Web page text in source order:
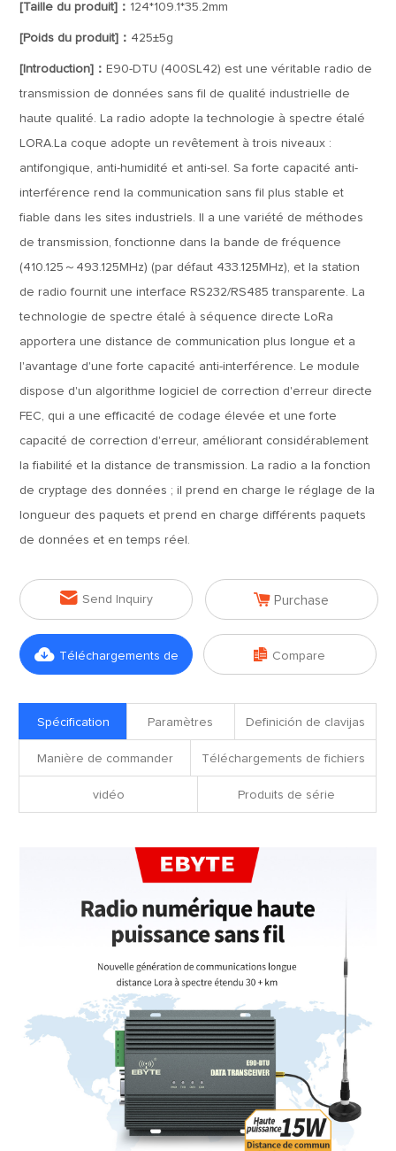
[Taille du produit]： 124*109.1*35.2mm
[Poids du produit]： 425±5g
[Introduction]： E90-DTU (400SL42) est une véritable radio de
transmission de données sans fil de qualité industrielle de
haute qualité. La radio adopte la technologie à spectre étalé
LORA.La coque adopte un revêtement à trois niveaux :
antifongique, anti-humidité et anti-sel. Sa forte capacité anti-
interférence rend la communication sans fil plus stable et
fiable dans les sites industriels. Il a une variété de méthodes
de transmission, fonctionne dans la bande de fréquence
(410.125～493.125MHz) (par défaut 433.125MHz), et la station
de radio fournit une interface RS232/RS485 transparente. La
technologie de spectre étalé à séquence directe LoRa
apportera une distance de communication plus longue et a
l'avantage d'une forte capacité anti-interférence. Le module
dispose d'un algorithme logiciel de correction d'erreur directe
FEC, qui a une efficacité de codage élevée et une forte
capacité de correction d'erreur, améliorant considérablement
la fiabilité et la distance de transmission. La radio a la fonction
de cryptage des données ; il prend en charge le réglage de la
longueur des paquets et prend en charge différents paquets
de données et en temps réel.
 Send Inquiry  Purchase
 Téléchargements de  Compare
Spécification Paramètres Definición de clavijas
Manière de commander Téléchargements de fichiers
vidéo Produits de série